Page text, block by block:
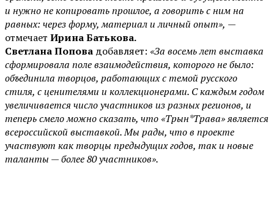
и нужно не копировать прошлое, а говорить с ним на
равных: через форму, материал и личный опыт», —
отмечает Ирина Батькова.
Светлана Попова добавляет: «За восемь лет выставка
сформировала поле взаимодействия, которого не было:
объединила творцов, работающих с темой русского
стиля, с ценителями и коллекционерами. С каждым годом
увеличивается число участников из разных регионов, и
теперь смело можно сказать, что «Трын*Трава» является
всероссийской выставкой. Мы рады, что в проекте
участвуют как творцы предыдущих годов, так и новые
таланты — более 80 участников».